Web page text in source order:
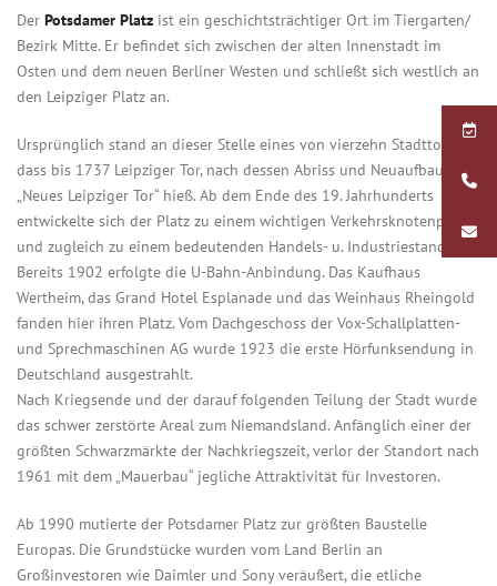
Der Potsdamer Platz ist ein geschichtsträchtiger Ort im Tiergarten/
Bezirk Mitte. Er befindet sich zwischen der alten Innenstadt im
Osten und dem neuen Berliner Westen und schließt sich westlich an
den Leipziger Platz an.
Ursprünglich stand an dieser Stelle eines von vierzehn Stadttoren,
dass bis 1737 Leipziger Tor, nach dessen Abriss und Neuaufbau
„Neues Leipziger Tor“ hieß. Ab dem Ende des 19. Jahrhunderts
entwickelte sich der Platz zu einem wichtigen Verkehrsknotenpunkt
und zugleich zu einem bedeutenden Handels- u. Industriestandort.
Bereits 1902 erfolgte die U-Bahn-Anbindung. Das Kaufhaus
Wertheim, das Grand Hotel Esplanade und das Weinhaus Rheingold
fanden hier ihren Platz. Vom Dachgeschoss der Vox-Schallplatten-
und Sprechmaschinen AG wurde 1923 die erste Hörfunksendung in
Deutschland ausgestrahlt.
Nach Kriegsende und der darauf folgenden Teilung der Stadt wurde
das schwer zerstörte Areal zum Niemandsland. Anfänglich einer der
größten Schwarzmärkte der Nachkriegszeit, verlor der Standort nach
1961 mit dem „Mauerbau“ jegliche Attraktivität für Investoren.
Ab 1990 mutierte der Potsdamer Platz zur größten Baustelle
Europas. Die Grundstücke wurden vom Land Berlin an
Großinvestoren wie Daimler und Sony veräußert, die etliche